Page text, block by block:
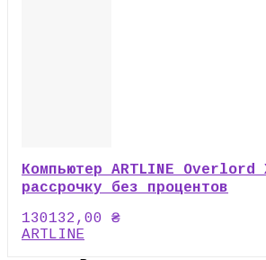
Компьютер ARTLINE Overlord
рассрочку без процентов
130132,00 ₴
ARTLINE